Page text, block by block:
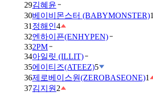
29김혜윤
30베이비몬스터 (BABYMONSTER)1
31 정해인4
32엔하이픈(ENHYPEN)
332PM
34아일릿 (ILLIT)
35에이티즈(ATEEZ)5
36제로베이스원(ZEROBASEONE)1
37김지원 2